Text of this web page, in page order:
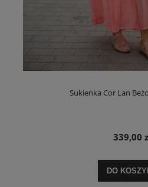
Sukienka Cor Lan
339,00
DO